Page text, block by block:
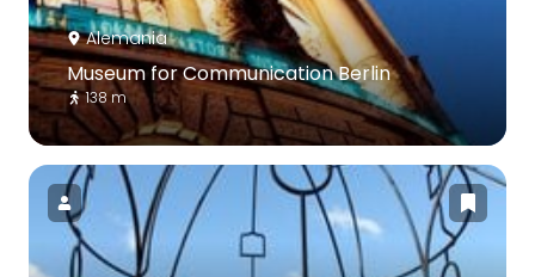
Alemania
Museum for Communication Berlin
138 m